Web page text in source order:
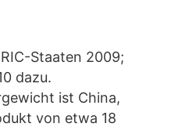
Staaten 2009;
dazu.
ist China,
von etwa 18